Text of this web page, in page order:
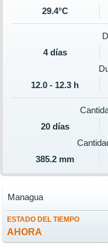
29.4°C
4 días
12.0 - 12.3 h
20 días
385.2 mm
ESTADO DEL TIEMPO
AHORA
Managua